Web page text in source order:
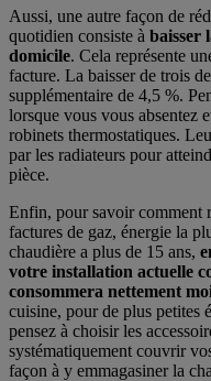
Aussi, une autre façon de
quotidien consiste à baisser
domicile. Cela représente
facture. La baisser de trois
supplémentaire de 4,5 %.
lorsque vous vous absentez
robinets thermostatiques.
par les radiateurs pour
pièce.
Enfin, pour savoir comment
factures de gaz, énergie la
chaudière a plus de 15 ans,
votre installation actuelle
consommera nettement
cuisine, pour de plus petites
pensez à choisir les
systématiquement couvrir
façon à y emmagasiner la